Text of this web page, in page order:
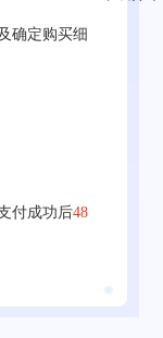
确定购买细
付成功后48